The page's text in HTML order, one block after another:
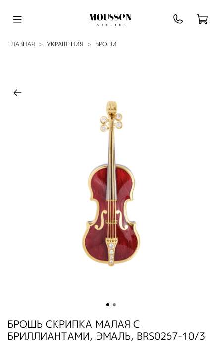
ГЛАВНАЯ УКРАШЕНИЯ БРОШИ
БРОШЬ СКРИПКА МАЛАЯ C
БРИЛЛИАНТАМИ, ЭМАЛЬ, BRS0267-10/3